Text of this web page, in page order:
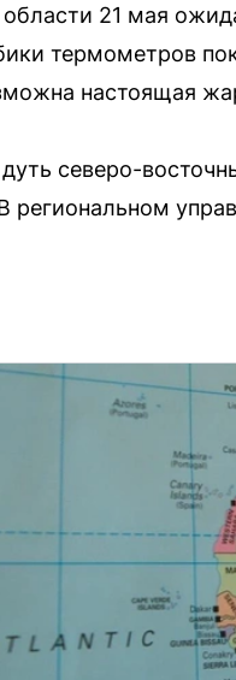
21 мая
термометров
настоящая
северо-
региональном